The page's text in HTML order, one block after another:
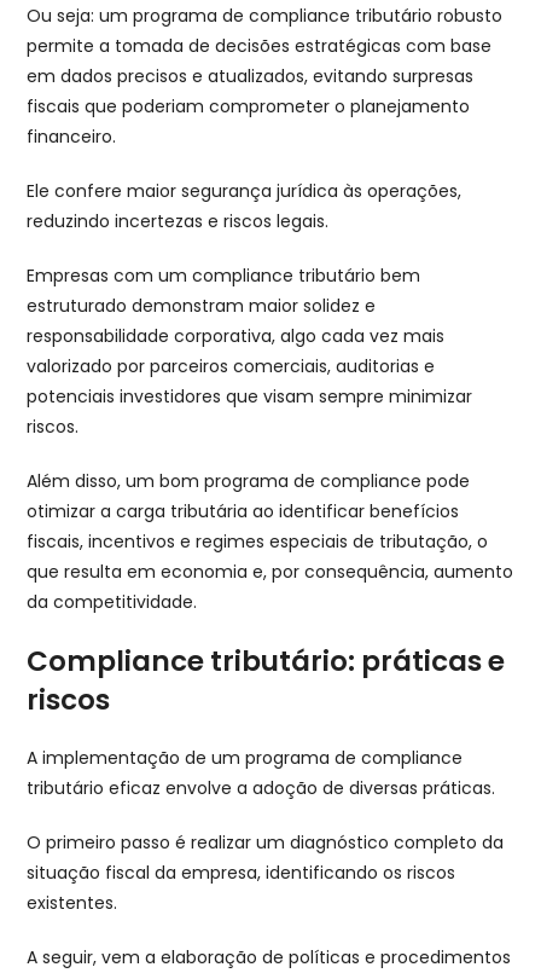
Ou seja: um programa de compliance tributário robusto
permite a tomada de decisões estratégicas com base
em dados precisos e atualizados, evitando surpresas
fiscais que poderiam comprometer o planejamento
financeiro.
Ele confere maior segurança jurídica às operações,
reduzindo incertezas e riscos legais.
Empresas com um compliance tributário bem
estruturado demonstram maior solidez e
responsabilidade corporativa, algo cada vez mais
valorizado por parceiros comerciais, auditorias e
potenciais investidores que visam sempre minimizar
riscos.
Além disso, um bom programa de compliance pode
otimizar a carga tributária ao identificar benefícios
fiscais, incentivos e regimes especiais de tributação, o
que resulta em economia e, por consequência, aumento
da competitividade.
Compliance tributário: práticas e
riscos
A implementação de um programa de compliance
tributário eficaz envolve a adoção de diversas práticas.
O primeiro passo é realizar um diagnóstico completo da
situação fiscal da empresa, identificando os riscos
existentes.
A seguir, vem a elaboração de políticas e procedimentos